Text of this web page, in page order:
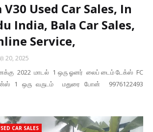
Used Car Sales, In
India, Bala Car Sales,
Service,
20, 2025
2022 மாடல் 1 ஒரு ஓனர் லைப் டைம் டேக்ஸ் FC
1 ஒரு வருடம் மதுரை போன் 9976122493
CAR SALES